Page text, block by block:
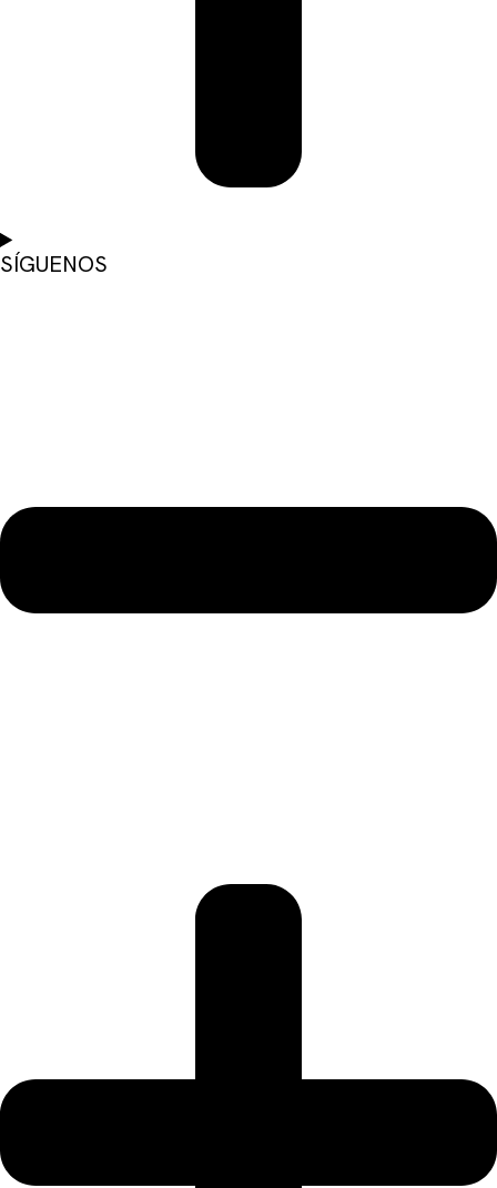
SÍGUENOS